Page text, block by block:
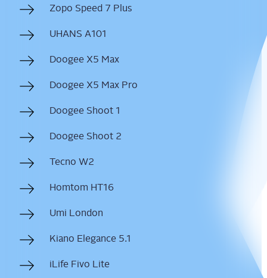
Zopo Speed 7 Plus
UHANS A101
Doo­gee X5 Max
Doo­gee X5 Max Pro
Doo­gee Shoot 1
Doo­gee Shoot 2
Tec­no W2
Hom­tom HT16
Umi Lon­don
Kia­no Ele­gan­ce 5.1
iLi­fe Fivo Lite